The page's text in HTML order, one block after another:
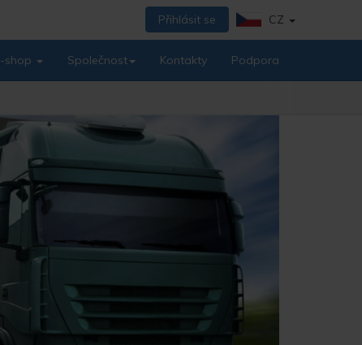
Přihlásit se CZ
shop Společnost Kontakty Podpora